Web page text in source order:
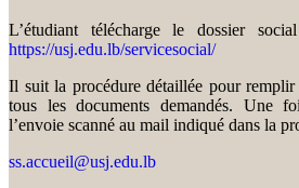
L’étudiant télécharge le dossier
https://usj.edu.lb/servicesocial/
Il suit la procédure détaillée pour
tous les documents demandés. Une
l’envoie scanné au mail indiqué dans la
ss.accueil@usj.edu.lb